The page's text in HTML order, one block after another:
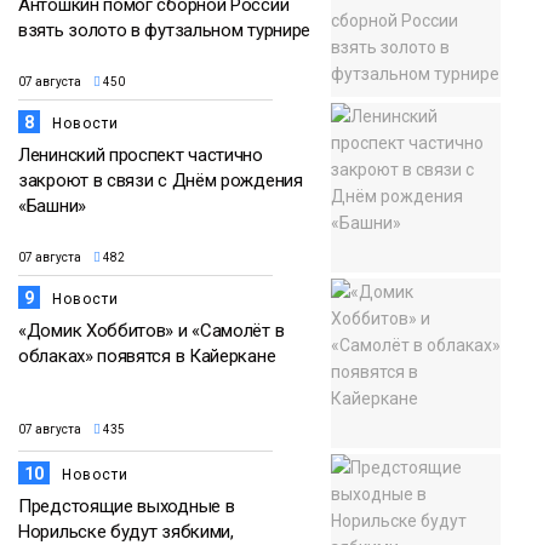
Антошкин помог сборной России
взять золото в футзальном турнире
07 августа 450
8 Новости
Ленинский проспект частично
закроют в связи с Днём рождения
«Башни»
07 августа 482
9 Новости
«Домик Хоббитов» и «Самолёт в
облаках» появятся в Кайеркане
07 августа 435
10 Новости
Предстоящие выходные в
Норильске будут зябкими,